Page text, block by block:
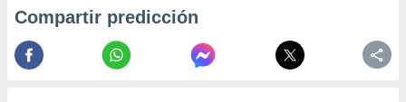
Compartir predicción